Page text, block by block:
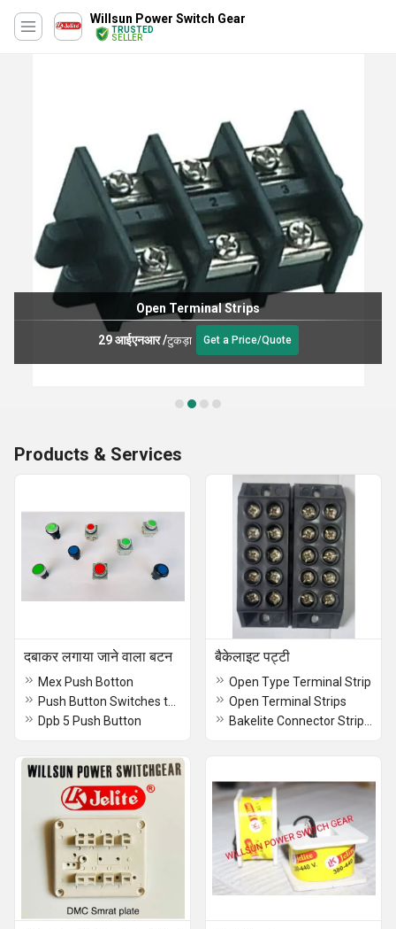
Willsun Power Switch Gear
TRUSTED
SELLER
Open Terminal Strips
29 आईएनआर/टुकड़ा Get a Price/Quote
Products & Services
दबाकर लगाया जाने वाला बटन
Mex Push Botton
Dpb 5 Push Button
बैकेलाइट पट्टी
Open Type Terminal Strip
Open Terminal Strips